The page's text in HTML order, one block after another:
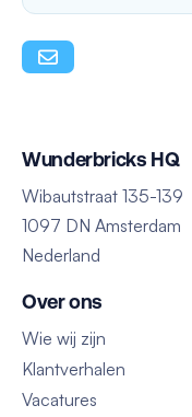
Wunderbricks HQ
Wibautstraat 135-139
1097 DN Amsterdam
Nederland
Over ons
Wie wij zijn
Klantverhalen
Vacatures